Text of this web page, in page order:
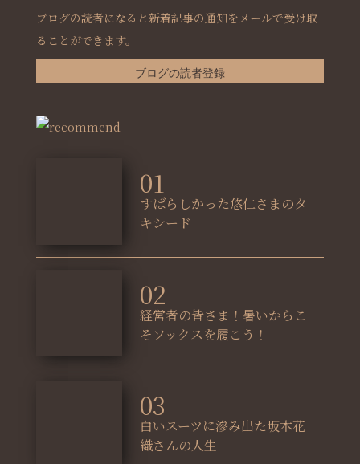
ブログの読者になると新着記事の通知をメールで受け取
ることができます。
ブログの読者登録
01
すばらしかった悠仁さまのタ
キシード
02
経営者の皆さま！暑いからこ
そソックスを履こう！
03
白いスーツに滲み出た坂本花
織さんの人生